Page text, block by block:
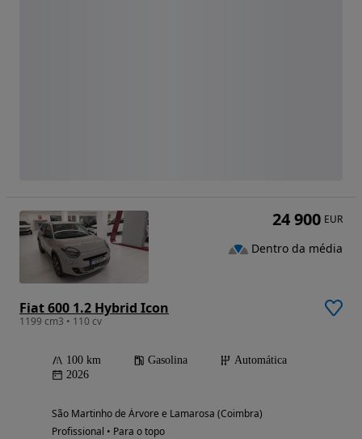
Fiat 600 1.2 Hybrid Icon
1199 cm3 • 110 cv
100 km Gasolina
Automática
2026
São Martinho de Árvore e Lamarosa (Coimbra)
Profissional • Para o topo
24 900 EUR
Dentro da média